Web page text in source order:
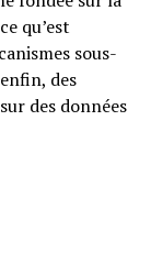
qu’est
sous-
des
des données